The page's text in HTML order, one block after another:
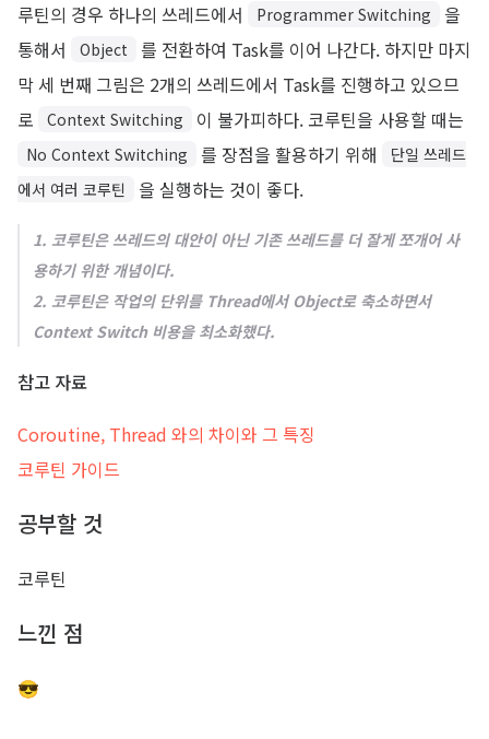
루틴의 경우 하나의 쓰레드에서
Programmer Switching
을
통해서
Object
를 전환하여 Task를 이어 나간다. 하지만 마지
막 세 번째 그림은 2개의 쓰레드에서 Task를 진행하고 있으므
로
Context Switching 이 불가피하다. 코루틴을 사용할 때는
No Context Switching 를 장점을 활용하기 위해
단일 쓰레드
에서 여러 코루틴
을 실행하는 것이 좋다.
1. 코루틴은 쓰레드의 대안이 아닌 기존 쓰레드를 더 잘게 쪼개어 사
용하기 위한 개념이다.
2. 코루틴은 작업의 단위를 Thread에서 Object로 축소하면서
Context Switch 비용을 최소화했다.
참고 자료
Coroutine, Thread 와의 차이와 그 특징
코루틴 가이드
공부할 것
코루틴
느낀 점
😎